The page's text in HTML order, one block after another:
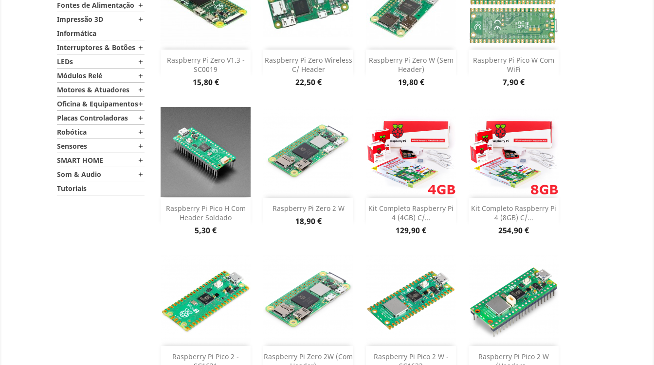
Fontes de Alimentação 
Impressão 3D 
Informática
Interruptores & Botões 
LEDs 
Módulos Relé 
Motores & Atuadores 
Oficina & Equipamentos
Placas Controladoras 
Robótica 
Sensores 
SMART HOME 
Som & Audio 
Tutoriais
Raspberry Pi Zero V1.3 -
SC0019
Preço
15,80 €
Adicionar 
Dados do produto
Raspberry Pi Zero Wireless
C/ Header
Preço
22,50 €
Adicionar 
Dados do produto
Raspberry Pi Zero W (sem
Header)
Preço
19,80 €
Adicionar 
Dados do produto
Raspberry Pi Pico W Com
WiFi
Preço
7,90 €
Adicionar 
Dados do produto
Raspberry Pi Pico H Com
Header Soldado
Preço
5,30 €
Adicionar 
Dados do produto
Raspberry Pi Zero 2 W
Preço
18,90 €
Sem stock
Kit Completo Raspberry Pi
4 (4GB) C/...
Preço
129,90 €
Adicionar 
Dados do produto
Kit Completo Raspberry Pi
4 (8GB) C/...
Preço
254,90 €
Adicionar 
Dados do produto
Raspberry Pi Pico 2 -
Adicionar 
Raspberry Pi Zero 2W (com
Sem stock
Raspberry Pi Pico 2 W -
Adicionar 
Raspberry Pi Pico 2 W
Adicionar 